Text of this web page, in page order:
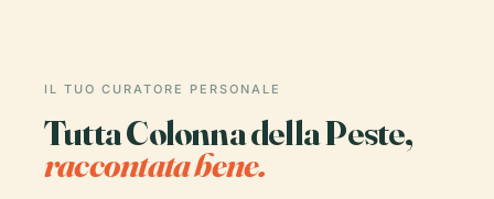
IL TUO CURATORE PERSONALE
Tutta Colonna della Peste,
raccontata bene.